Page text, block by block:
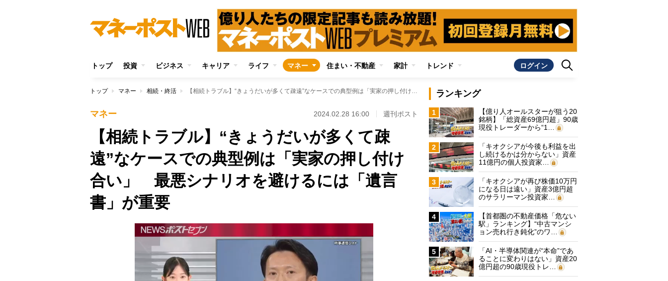
トップ 投資 ビジネス キャリア ライフ マネー 住まい・不動産 家計 トレンド ログイン
トップ マネー 相続・終活 【相続トラブル】“きょうだいが多くて疎遠”なケースでの典型例は「実家の押し付け合い」 最悪シナリオを避けるには「遺言書」が重要
マネー 2024.02.28 16:00 週刊ポスト
【相続トラブル】“きょうだいが多くて疎
遠”なケースでの典型例は「実家の押し付け
合い」 最悪シナリオを避けるには「遺言
書」が重要
ランキング
1
【億り人オールスターが狙う20
銘柄】「総資産69億円超」90歳
現役トレーダーから“1…
2
「キオクシアが今後も利益を出
し続けるかは分からない」資産
11億円の個人投資家…
3
「キオクシアが再び株価10万円
になる日は遠い」資産3億円超
のサラリーマン投資家…
4
【首都圏の不動産価格「危ない
駅」ランキング】“中古マンシ
ョン売れ行き鈍化”のワ…
5
「AI・半導体関連が“本命”であ
ることに変わりはない」資産20
億円超の90歳現役トレ…